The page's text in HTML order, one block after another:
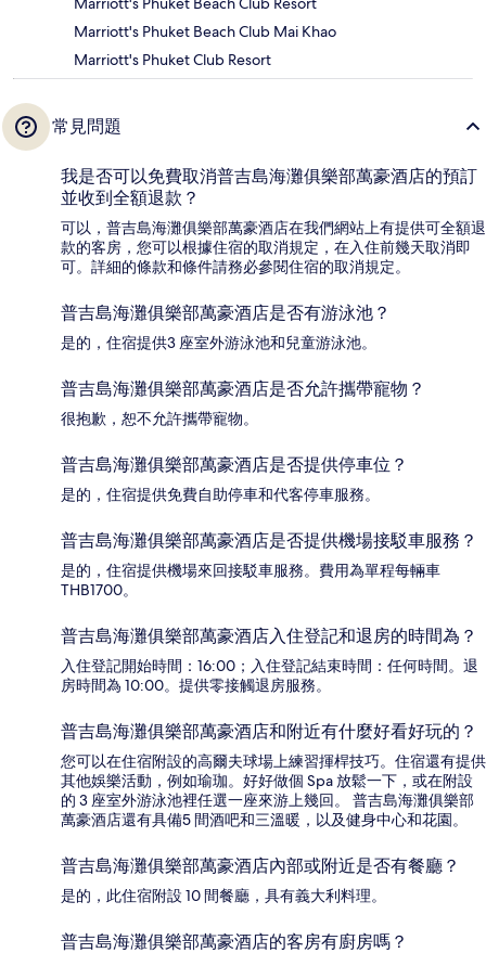
Marriott's Phuket Beach Club Mai Khao
Marriott's Phuket Club Resort
常見問題
我是否可以免費取消普吉島海灘俱樂部萬豪酒店的預訂
並收到全額退款？
可以，普吉島海灘俱樂部萬豪酒店在我們網站上有提供可全額退
款的客房，您可以根據住宿的取消規定，在入住前幾天取消即
可。詳細的條款和條件請務必參閱住宿的取消規定。
普吉島海灘俱樂部萬豪酒店是否有游泳池？
是的，住宿提供3 座室外游泳池和兒童游泳池。
普吉島海灘俱樂部萬豪酒店是否允許攜帶寵物？
很抱歉，恕不允許攜帶寵物。
普吉島海灘俱樂部萬豪酒店是否提供停車位？
是的，住宿提供免費自助停車和代客停車服務。
普吉島海灘俱樂部萬豪酒店是否提供機場接駁車服務？
是的，住宿提供機場來回接駁車服務。費用為單程每輛車
THB1700。
普吉島海灘俱樂部萬豪酒店入住登記和退房的時間為？
入住登記開始時間：16:00；入住登記結束時間：任何時間。退
房時間為 10:00。提供零接觸退房服務。
普吉島海灘俱樂部萬豪酒店和附近有什麼好看好玩的？
您可以在住宿附設的高爾夫球場上練習揮桿技巧。住宿還有提供
其他娛樂活動，例如瑜珈。好好做個 Spa 放鬆一下，或在附設
的 3 座室外游泳池裡任選一座來游上幾回。 普吉島海灘俱樂部
萬豪酒店還有具備5 間酒吧和三溫暖，以及健身中心和花園。
普吉島海灘俱樂部萬豪酒店內部或附近是否有餐廳？
是的，此住宿附設 10 間餐廳，具有義大利料理。
普吉島海灘俱樂部萬豪酒店的客房有廚房嗎？